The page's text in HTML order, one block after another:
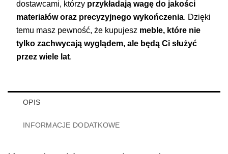
dostawcami, którzy przykładają wagę do jakości
materiałów oraz precyzyjnego wykończenia. Dzięki
temu masz pewność, że kupujesz meble, które nie
tylko zachwycają wyglądem, ale będą Ci służyć
przez wiele lat.
OPIS
INFORMACJE DODATKOWE